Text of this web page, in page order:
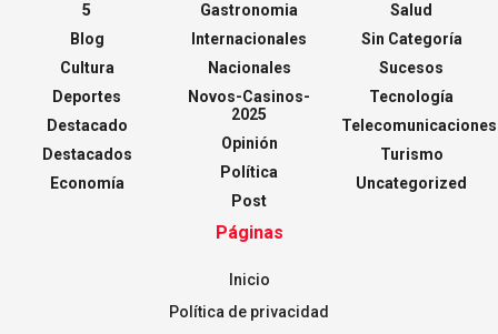
5
Blog
Cultura
Deportes
Destacado
Destacados
Economía
Gastronomia
Internacionales
Nacionales
Novos-Casinos-
2025
Opinión
Política
Post
Salud
Sin Categoría
Sucesos
Tecnología
Telecomunicaciones
Turismo
Uncategorized
Páginas
Inicio
Política de privacidad